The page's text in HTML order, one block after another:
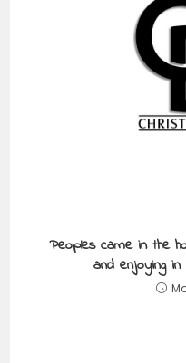
Peoples came in the
and enjoying